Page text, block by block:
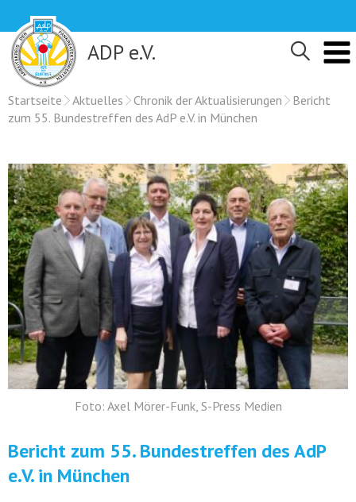
content
ADP e.V.
Startseite Aktuelles Chronik der Aktualisierungen
Bericht
zum 55. Bundestreffen des AdP e.V. in München
Foto: Axel Mörer-Funk, S-Press Medien
Bericht zum 55. Bundestreffen des AdP
e.V. in München